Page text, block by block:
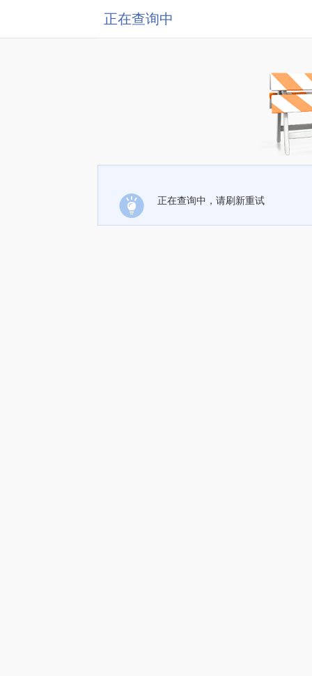
正在查询中
正在查询中，请刷新重试